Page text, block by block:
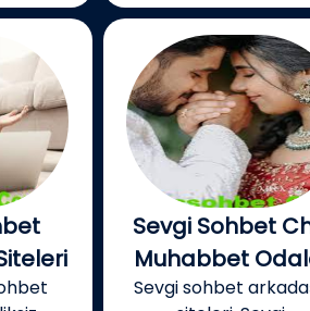
Sevgi Sohbet
Muhabbet
Sevgi sohbet